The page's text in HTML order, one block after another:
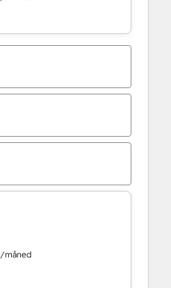
/måned